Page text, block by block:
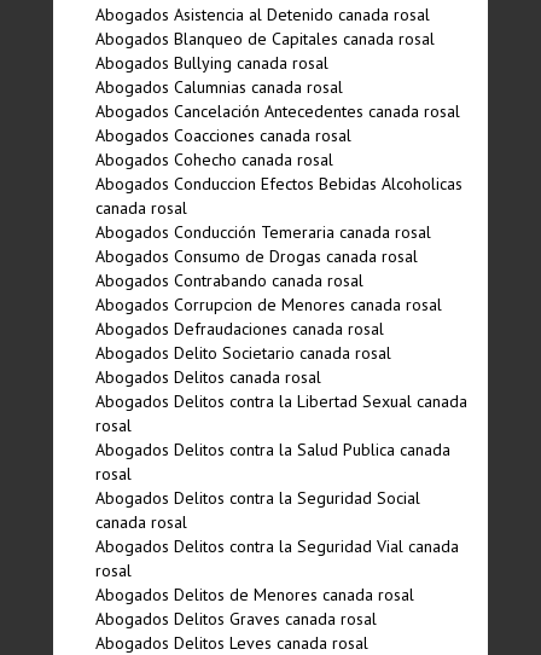
Abogados Asistencia al Detenido canada rosal
Abogados Blanqueo de Capitales canada rosal
Abogados Bullying canada rosal
Abogados Calumnias canada rosal
Abogados Cancelación Antecedentes canada rosal
Abogados Coacciones canada rosal
Abogados Cohecho canada rosal
Abogados Conduccion Efectos Bebidas Alcoholicas
canada rosal
Abogados Conducción Temeraria canada rosal
Abogados Consumo de Drogas canada rosal
Abogados Contrabando canada rosal
Abogados Corrupcion de Menores canada rosal
Abogados Defraudaciones canada rosal
Abogados Delito Societario canada rosal
Abogados Delitos canada rosal
Abogados Delitos contra la Libertad Sexual canada
rosal
Abogados Delitos contra la Salud Publica canada
rosal
Abogados Delitos contra la Seguridad Social
canada rosal
Abogados Delitos contra la Seguridad Vial canada
rosal
Abogados Delitos de Menores canada rosal
Abogados Delitos Graves canada rosal
Abogados Delitos Leves canada rosal